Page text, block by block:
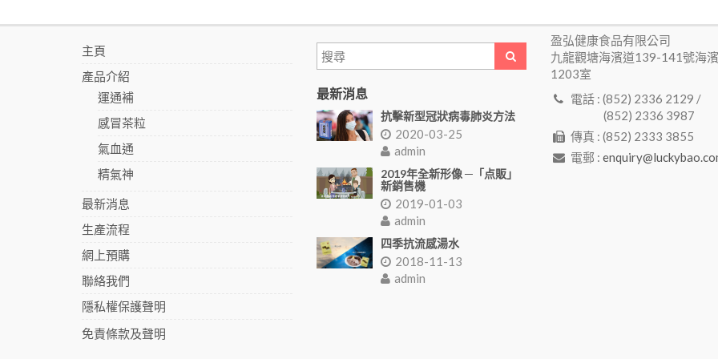
主頁
產品介紹
運通補
感冒茶粒
氣血通
精氣神
最新消息
生產流程
網上預購
聯絡我們
隱私權保護聲明
免責條款及聲明
最新消息
抗擊新型冠狀病毒肺炎方法
2020-03-25
admin
2019年全新形像 ─「点販」
新銷售機
2019-01-03
admin
四季抗流感湯水
2018-11-13
admin
盈弘健康食品有限公司
九龍觀塘海濱道139-141號海
1203室
電話 : (852) 2336 2129 /
(852) 2336 3987
傳真 : (852) 2333 3855
電郵 :